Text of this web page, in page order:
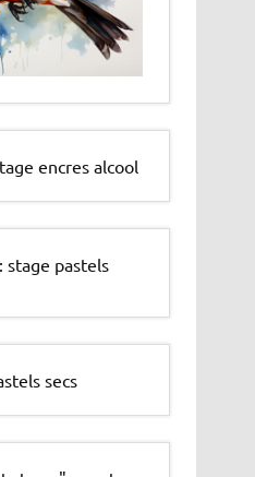
encres alcool
pastels
secs